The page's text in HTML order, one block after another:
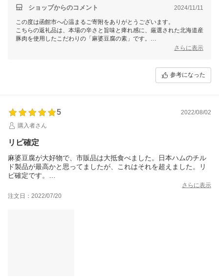
ショップからのコメント 2024/11/11
この度は函館市へ心温まるご寄附をありがとうございます。
こちらの返礼品は、本場の辛さと旨味と痺れ感に、厳選された北海道産
豚肉を使用したこだわりの「麻婆豆腐の素」です。
てまいりますので、引き続き函館市をよろしくお願いいたします。
さらに表示
参考になった
5
2022/08/02
購入者さん
リピ確定
麻婆豆腐が大好物で、市販品は大抵食べました。日本ハムのチル
ド製品が最高かと思ってましたが、これはそれを超えました。リ
ピ確定です。
さらに表示
注文日：2022/07/20